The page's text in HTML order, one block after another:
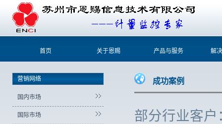
首页 关于恩赐 产品与服务 解
营销网络
国内市场
国际市场
成功案例
部分行业客户